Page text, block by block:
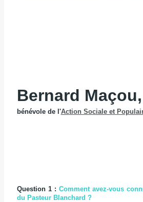
Bernard Maçou,
bénévole de l'Action Sociale et
Question 1 : Comment avez-vous
du Pasteur Blanchard ?